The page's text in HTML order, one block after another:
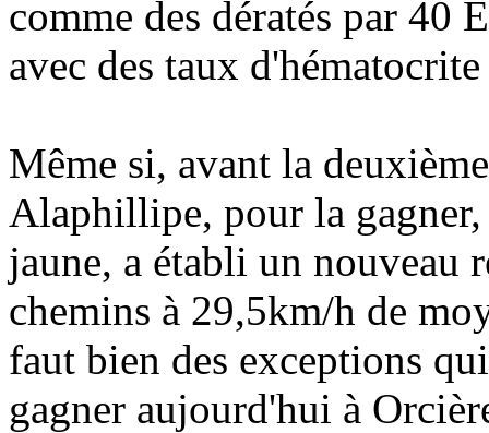
comme des dératés par 40
avec des taux
Même si, avant la
Alaphillipe, pour la
jaune, a établi un nouveau
chemins à 29,5km/h de
faut bien des exceptions
gagner aujourd'hui à